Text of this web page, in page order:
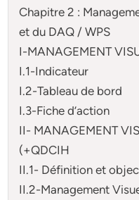
Chapitre 2 :
et du DAQ / WPS
I-MANAGEMENT
I.1-Indicateur
I.2-Tableau de bord
I.3-Fiche d’action
II- MANAGEMENT
(+QDCIH
II.1- Définition et
II.2-Management